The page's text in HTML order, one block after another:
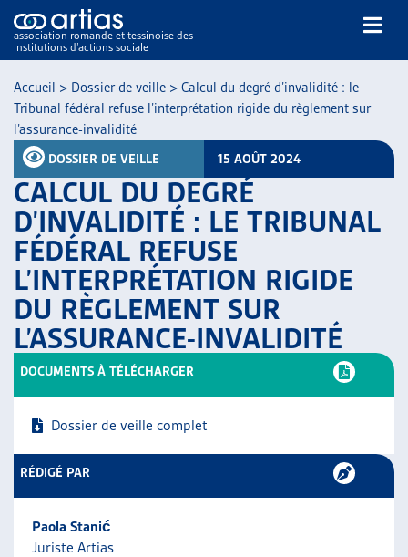
association romande et tessinoise des
institutions d’actions sociale
NOS PUBLICATIONS
ARTICLES
DOSSIERS DU MOIS
VEILLE
RESSOURCES
THÉMATIQUES
GUIDE SOCIAL ROMAND
AUTRES
ARTIAS
PROJETS ET ACTIVITÉS
Accueil > Dossier de veille > Calcul du degré d’invalidité : le
Tribunal fédéral refuse l’interprétation rigide du règlement sur
l’assurance-invalidité
DOSSIER DE VEILLE 15 AOÛT 2024
CALCUL DU DEGRÉ
D’INVALIDITÉ : LE TRIBUNAL
FÉDÉRAL REFUSE
L’INTERPRÉTATION RIGIDE
DU RÈGLEMENT SUR
L’ASSURANCE-INVALIDITÉ
DOCUMENTS À TÉLÉCHARGER
Dossier de veille complet
RÉDIGÉ PAR
Paola Stanić
Juriste Artias